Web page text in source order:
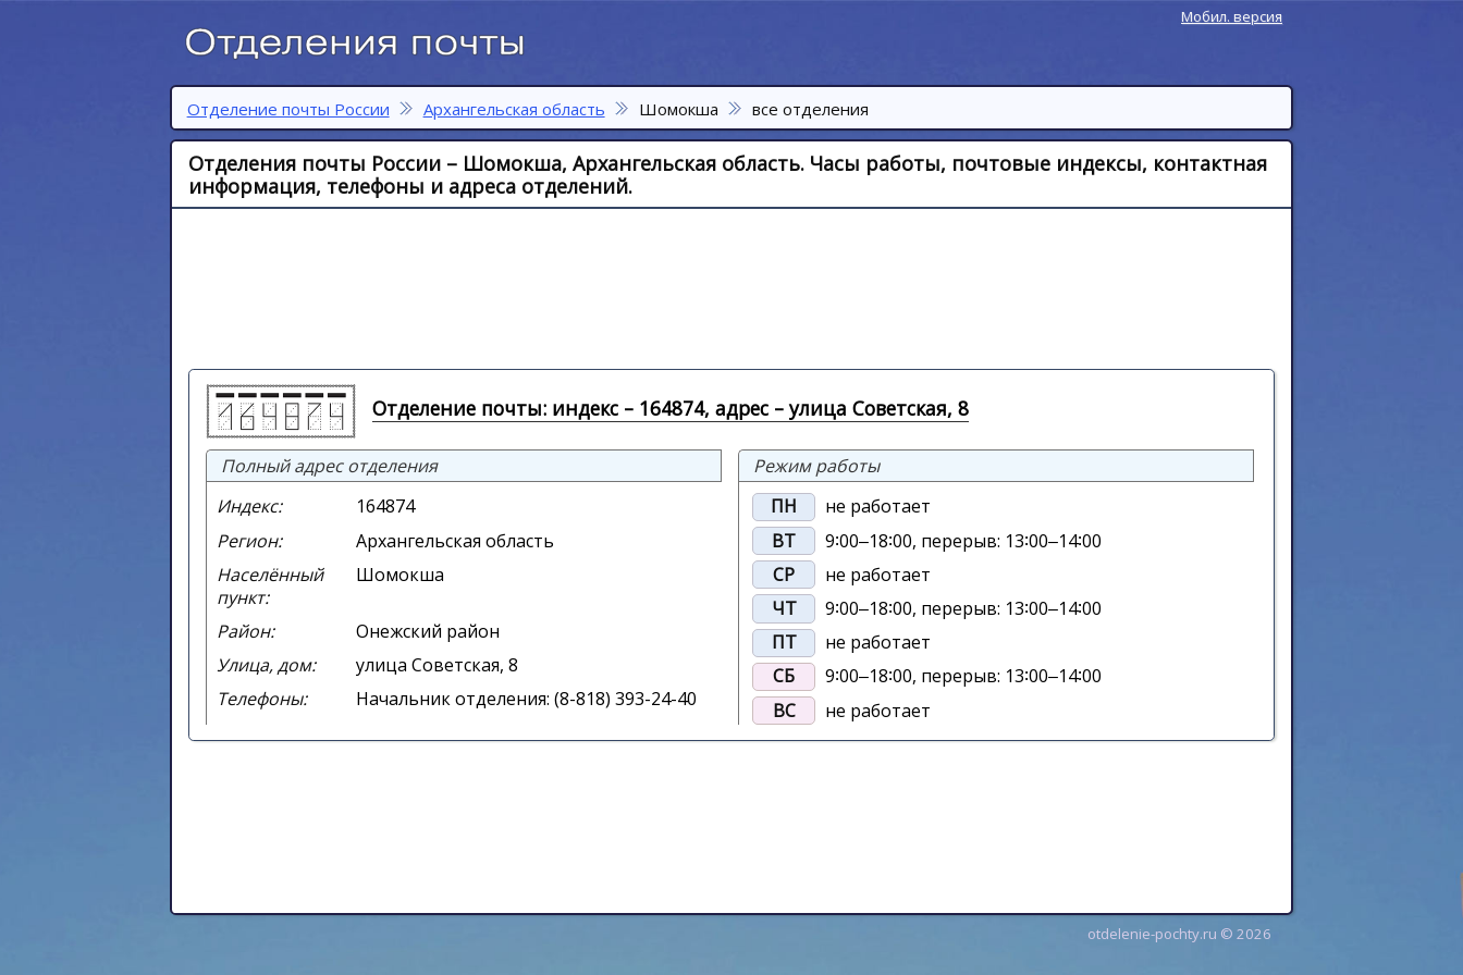
Мобил. версия
Отделение почты России Архангельская область Шомокша все отделения
Отделения почты России – Шомокша, Архангельская область. Часы работы, почтовые индексы, контактная
информация, телефоны и адреса отделений.
Отделение почты: индекс – 164874, адрес – улица Советская, 8
Полный адрес отделения
Индекс:
164874
Регион:
Архангельская область
Населённый
пункт:
Шомокша
Район:
Онежский район
Улица, дом:
улица Советская, 8
Телефоны:
Начальник отделения: (8-818) 393-24-40
Режим работы
ПН
не работает
ВТ
9∶00‒18∶00, перерыв: 13∶00‒14∶00
СР
не работает
ЧТ
9∶00‒18∶00, перерыв: 13∶00‒14∶00
ПТ
не работает
СБ
9∶00‒18∶00, перерыв: 13∶00‒14∶00
ВС
не работает
otdelenie-pochty.ru © 2026